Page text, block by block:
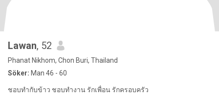
Lawan, 52
Phanat Nikhom, Chon Buri, Thailand
Söker: Man 46 - 60
ชอบทำกับข้าว ชอบทำงาน รักเพื่อน รักครอบครัว